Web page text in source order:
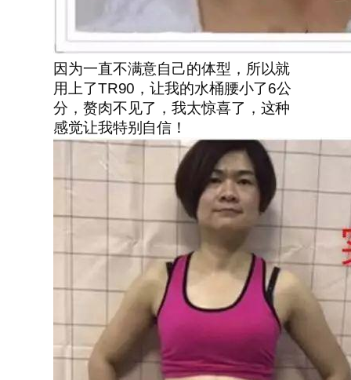
因为一直不满意自己的体型，所以就
用上了TR90，让我的水桶腰小了6公
分，赘肉不见了，我太惊喜了，这种
感觉让我特别自信！